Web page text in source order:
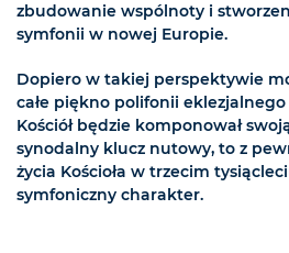
zbudowanie wspólnoty i
symfonii w nowej Europie.
Dopiero w takiej perspektywie
całe piękno polifonii eklezjalnego
Kościół będzie komponował
synodalny klucz nutowy, to z
życia Kościoła w trzecim
symfoniczny charakter.